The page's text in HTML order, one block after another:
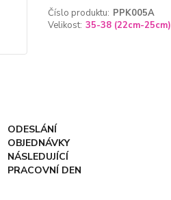
Číslo produktu: PPK005A
Velikost: 35-38 (22cm-25cm)
ODESLÁNÍ
OBJEDNÁVKY
NÁSLEDUJÍCÍ
PRACOVNÍ DEN